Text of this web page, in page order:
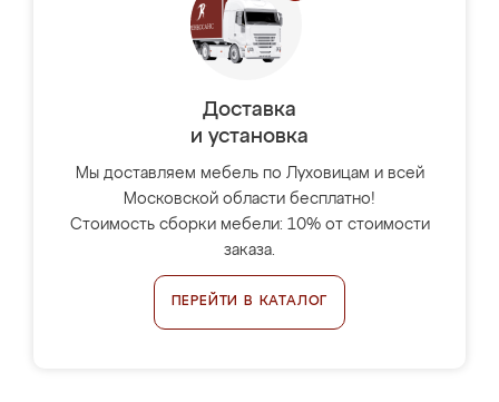
Доставка
и установка
Мы доставляем мебель по Луховицам и всей
Московской области бесплатно!
Стоимость сборки мебели: 10% от стоимости
заказа.
ПЕРЕЙТИ В КАТАЛОГ